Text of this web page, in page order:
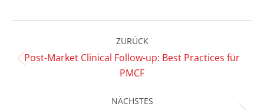
LinkedInFacebook
X
Kommentarnavigation
ZURÜCK
Vorheriger
Beitrag:
Post-Market Clinical Follow-up: Best Practices für
PMCF
NÄCHSTES